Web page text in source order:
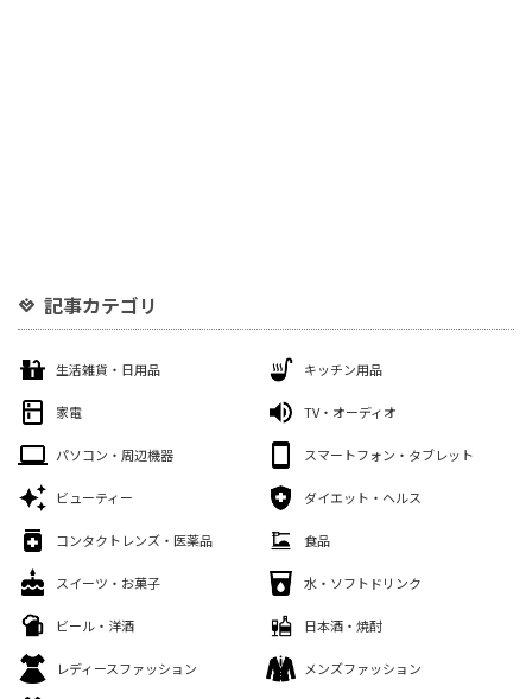
記事カテゴリ
生活雑貨・日用品 キッチン用品
家電 TV・オーディオ
パソコン・周辺機器 スマートフォン・タブレット
ビューティー ダイエット・ヘルス
コンタクトレンズ・医薬品 食品
スイーツ・お菓子 水・ソフトドリンク
ビール・洋酒 日本酒・焼酎
レディースファッション メンズファッション